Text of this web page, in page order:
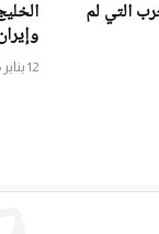
التي لم
12 يناير 2026